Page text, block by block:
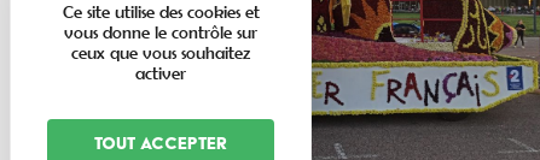
Ce site utilise des cookies et
vous donne le contrôle sur
ceux que vous souhaitez
activer
Tout accepter